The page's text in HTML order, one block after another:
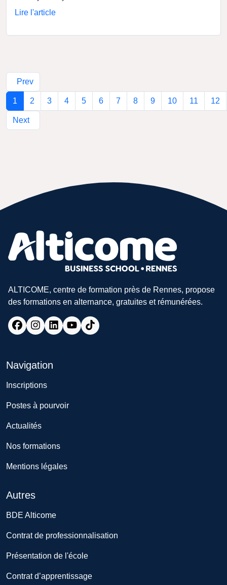
Lire l'article
Prev
1 (current)
2 3 4 5 6 7 8 9 10 11 12
Next
ALTICOME, centre de formation près de Rennes, propose
des formations en alternance, gratuites et rémunérées.
Navigation
Inscriptions
Postes à pourvoir
Actualités
Nos formations
Mentions légales
Autres
BDE Alticome
Contrat de professionnalisation
Présentation de l'école
Contrat d’apprentissage